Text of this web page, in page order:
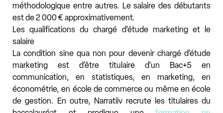
méthodologique entre autres. Le salaire des débutants
est de 2 000 € approximativement.
Les qualifications du chargé d’étude marketing et le
salaire
La condition sine qua non pour devenir chargé d’étude
marketing est d’être titulaire d’un Bac+5 en
communication, en statistiques, en marketing, en
économétrie, en école de commerce ou même en école
de gestion. En outre, Narratiiv recrute les titulaires du